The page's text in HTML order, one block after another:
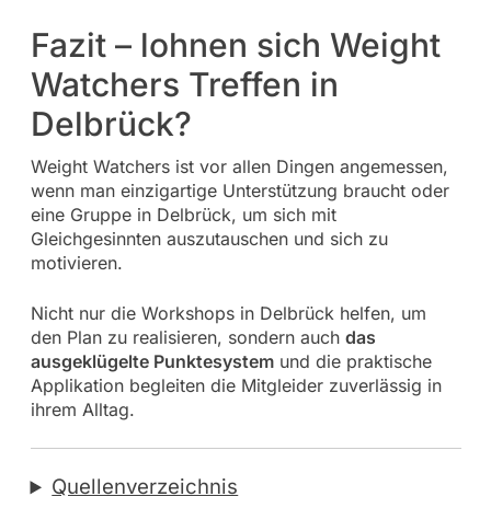
Fazit – lohnen sich Weight
Watchers Treffen in
Delbrück?
Weight Watchers ist vor allen Dingen angemessen,
wenn man einzigartige Unterstützung braucht oder
eine Gruppe in Delbrück, um sich mit
Gleichgesinnten auszutauschen und sich zu
motivieren.
Nicht nur die Workshops in Delbrück helfen, um
den Plan zu realisieren, sondern auch das
ausgeklügelte Punktesystemund die praktische
Applikation begleiten die Mitgleider zuverlässig in
ihrem Alltag.
Quellenverzeichnis